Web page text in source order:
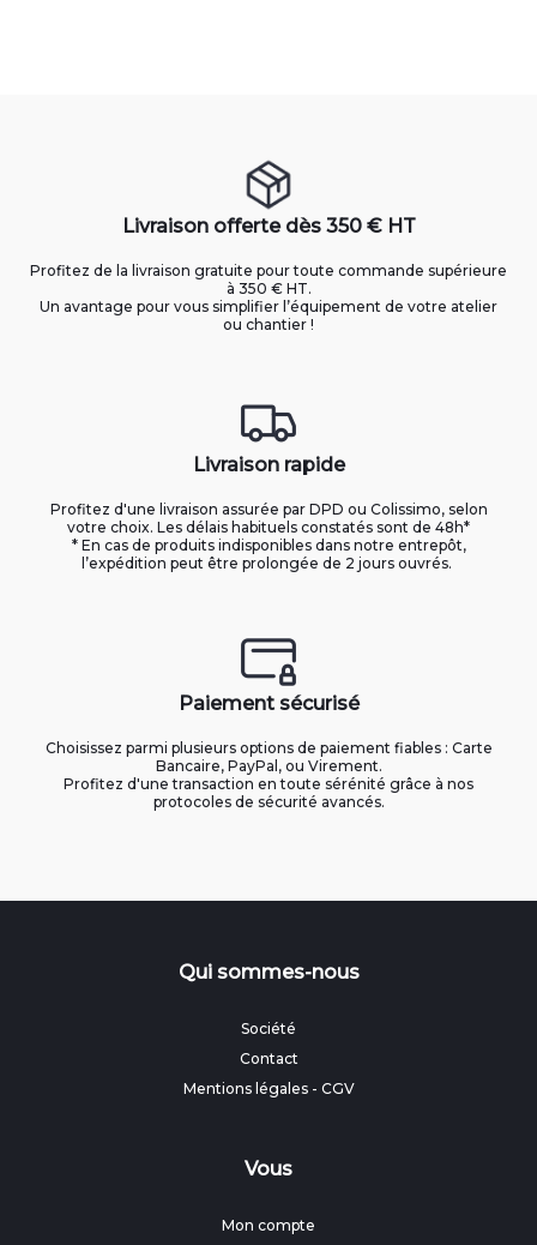
Livraison offerte dès 350 € HT
Profitez de la livraison gratuite pour toute commande supérieure
à 350 € HT.
Un avantage pour vous simplifier l’équipement de votre atelier
ou chantier !
Livraison rapide
Profitez d'une livraison assurée par DPD ou Colissimo, selon
votre choix. Les délais habituels constatés sont de 48h*
* En cas de produits indisponibles dans notre entrepôt,
l’expédition peut être prolongée de 2 jours ouvrés.
Paiement sécurisé
Choisissez parmi plusieurs options de paiement fiables : Carte
Bancaire, PayPal, ou Virement.
Profitez d'une transaction en toute sérénité grâce à nos
protocoles de sécurité avancés.
Qui sommes-nous
Société
Contact
Mentions légales- CGV
Vous
Mon compte